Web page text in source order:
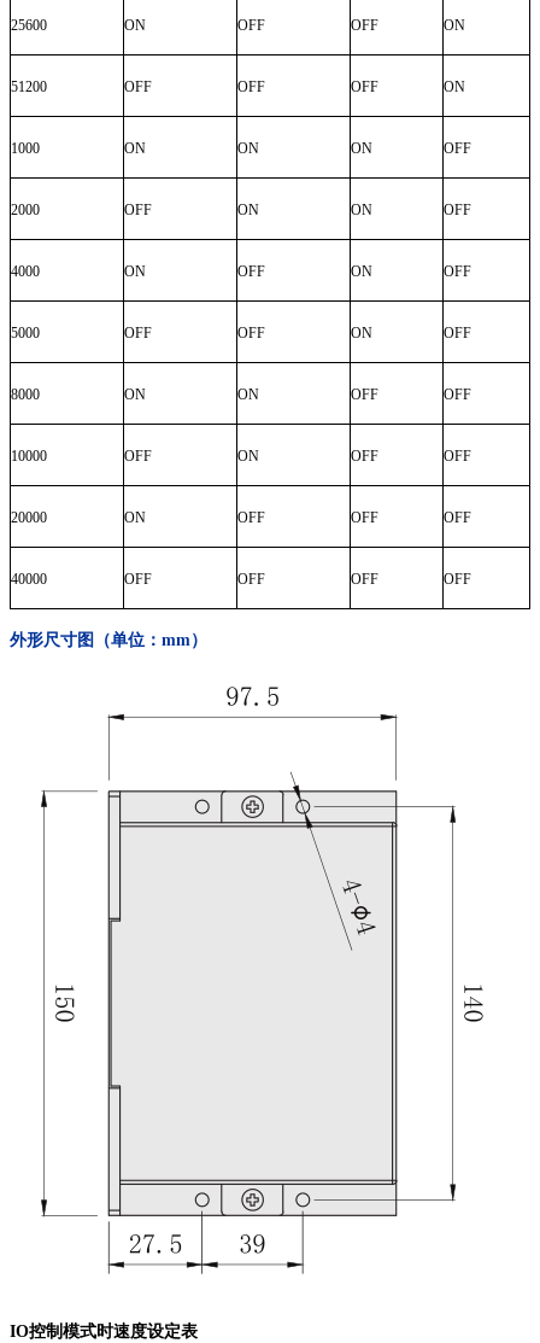
25600 ON OFF OFF ON
51200 OFF OFF OFF ON
1000 ON ON ON OFF
2000 OFF ON ON OFF
4000 ON OFF ON OFF
5000 OFF OFF ON OFF
8000 ON ON OFF OFF
10000 OFF ON OFF OFF
20000 ON OFF OFF OFF
40000 OFF OFF OFF OFF
外形尺寸图（单位：mm）
IO控制模式时速度设定表